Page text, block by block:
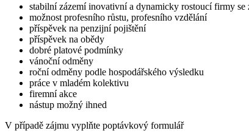
stabilní zázemí inovativní a dynamicky rostoucí firmy se
možnost profesního růstu, profesního vzdělání
příspěvek na penzijní pojištění
příspěvek na obědy
dobré platové podmínky
vánoční odměny
roční odměny podle hospodářského výsledku
práce v mladém kolektivu
firemní akce
nástup možný ihned
V případě zájmu vyplňte poptávkový formulář